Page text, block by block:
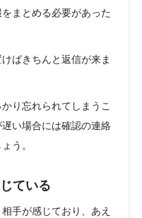
まとめる必要があった
ばきちんと返信が来ま
り忘れられてしまうこ
い場合には確認の連絡
う。
ている
手が感じており、あえ